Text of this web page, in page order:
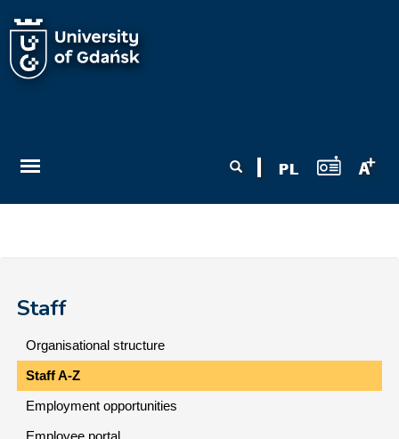
Staff
Organisational structure
Staff A-Z
Employment opportunities
Employee portal